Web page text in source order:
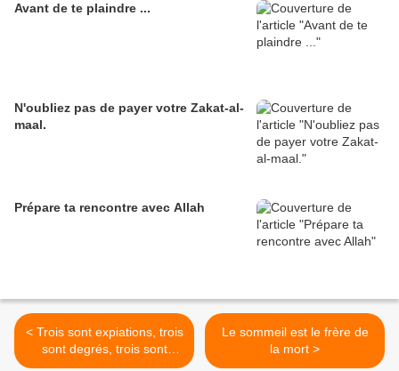
Avant de te plaindre ...
N'oubliez pas de payer votre Zakat-al-
maal.
Prépare ta rencontre avec Allah
< Trois sont expiations, trois
sont degrés, trois sont
délivrances et trois sont
Le sommeil est le frère de
la mort >